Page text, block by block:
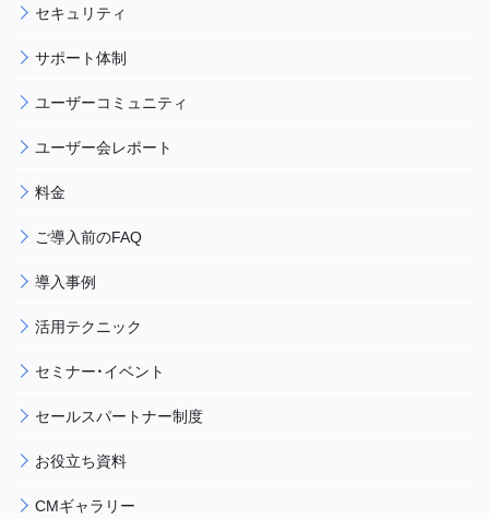
セキュリティ
サポート体制
ユーザーコミュニティ
ユーザー会レポート
料金
ご導入前のFAQ
導入事例
活用テクニック
セミナー・イベント
セールスパートナー制度
お役立ち資料
CMギャラリー